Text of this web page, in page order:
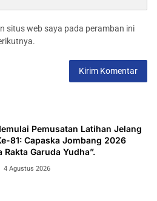
situs web saya pada peramban ini
Pemusatan Latihan Jelang
81: Capaska Jombang 2026
Rakta Garuda Yudha”.
4 Agustus 2026